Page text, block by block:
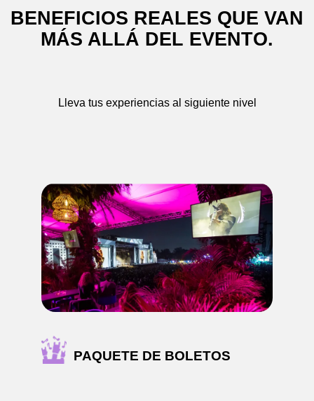
BENEFICIOS REALES QUE VAN
MÁS ALLÁ DEL EVENTO.
Lleva tus experiencias al siguiente nivel
PAQUETE DE BOLETOS